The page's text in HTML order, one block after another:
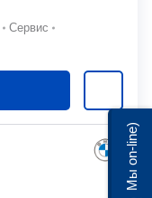
Сервис
Мы on-line)